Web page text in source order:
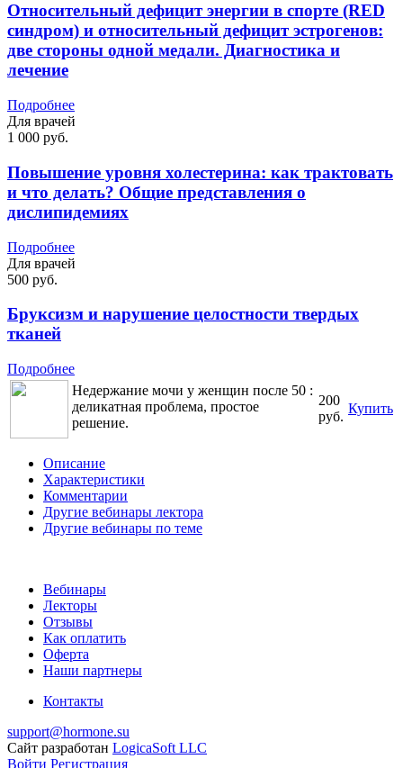
Относительный дефицит энергии в спорте (RED
синдром) и относительный дефицит эстрогенов:
две стороны одной медали. Диагностика и
лечение
Подробнее
Для врачей
1 000 руб.
Повышение уровня холестерина: как трактовать
и что делать? Общие представления о
дислипидемиях
Подробнее
Для врачей
500 руб.
Бруксизм и нарушение целостности твердых
тканей
Подробнее
Недержание мочи у женщин после 50 :
деликатная проблема, простое
решение.
200
руб.
Купить
Описание
Характеристики
Комментарии
Другие вебинары лектора
Другие вебинары по теме
Вебинары
Лекторы
Отзывы
Как оплатить
Оферта
Наши партнеры
Контакты
support@hormone.su
Сайт разработан LogicaSoft LLC
Войти Регистрация